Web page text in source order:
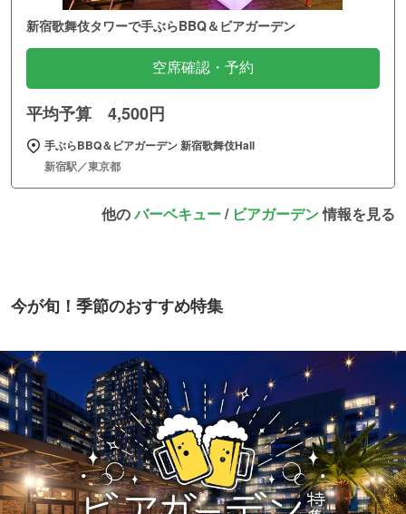
新宿歌舞伎タワーで手ぶらBBQ＆ビアガーデン
空席確認・予約
平均予算 4,500円
手ぶらBBQ＆ビアガーデン 新宿歌舞伎Hall
新宿駅／東京都
他のバーベキュー/ ビアガーデン情報を見る
今が旬！季節のおすすめ特集